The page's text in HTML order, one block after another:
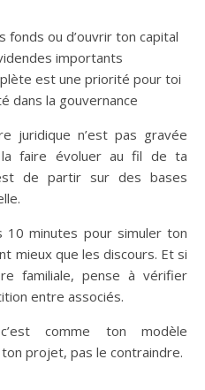
fonds ou d’ouvrir ton capital
importants
est une priorité pour toi
dans la gouvernance
juridique n’est pas gravée
faire évoluer au fil de ta
de partir sur des bases
10 minutes pour simuler ton
mieux que les discours. Et si
familiale, pense à vérifier
entre associés.
comme ton modèle
projet, pas le contraindre.